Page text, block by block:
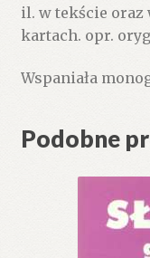
il. w tekście oraz
kartach. opr.
Wspaniała
Podobne